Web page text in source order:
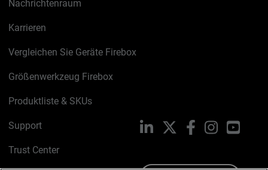
Nachrichtenraum
Karrieren
Vergleichen Sie Geräte Firebox
Größenwerkzeug Firebox
Produktliste & SKUs
Support
Trust Center
LinkedIn FacebookInstagram